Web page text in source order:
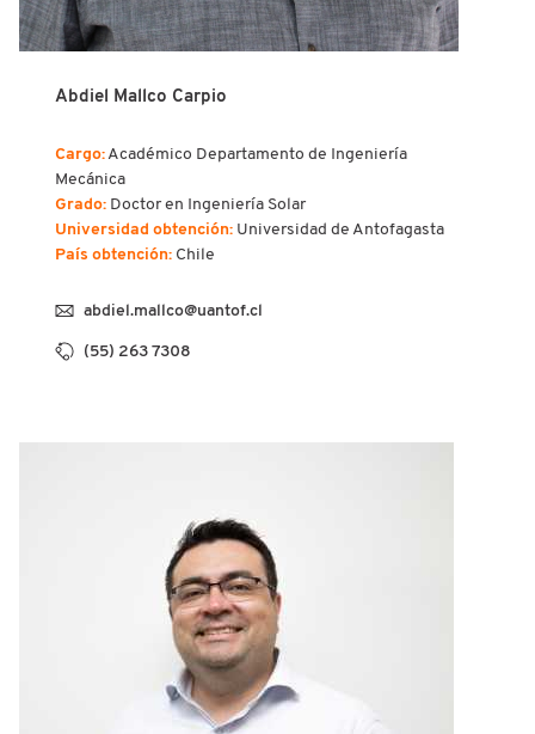
Abdiel Mallco Carpio
Cargo: Académico Departamento de Ingeniería
Mecánica
Grado: Doctor en Ingeniería Solar
Universidad obtención: Universidad de Antofagasta
País obtención: Chile
abdiel.mallco@uantof.cl
(55) 263 7308